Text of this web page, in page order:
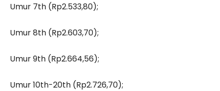
Umur 7th (Rp2.533,80);
Umur 8th (Rp2.603,70);
Umur 9th (Rp2.664,56);
Umur 10th-20th (Rp2.726,70);